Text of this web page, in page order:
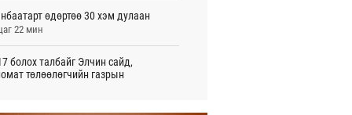
өдөртөө 30 хэм дулаан
22 мин
болох талбайг Элчин сайд,
төлөөлөгчийн газрын